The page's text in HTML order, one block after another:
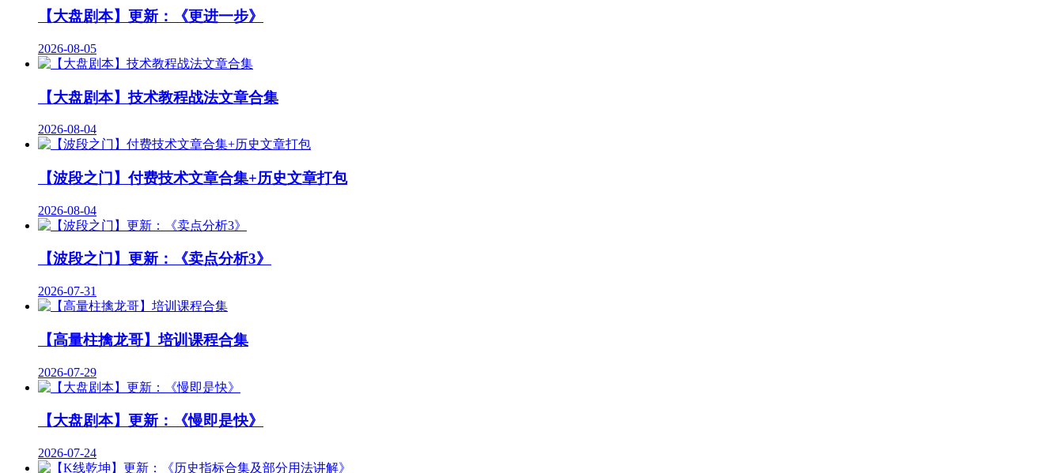
【大盘剧本】更新：《更进一步》
2026-08-05
【大盘剧本】技术教程战法文章合集
2026-08-04
【波段之门】付费技术文章合集+历史文章打包
2026-08-04
【波段之门】更新：《卖点分析3》
2026-07-31
【高量柱擒龙哥】培训课程合集
2026-07-29
【大盘剧本】更新：《慢即是快》
2026-07-24